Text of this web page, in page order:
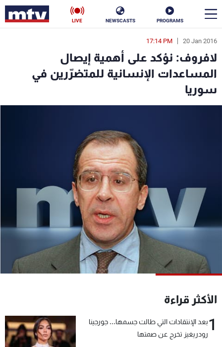
PROGRAMS
NEWSCASTS
LIVE
20 Jan 2016
17:14 PM
لافروف: نؤكد على أهمية إيصال
المساعدات الإنسانية للمتضرّرين في
سوريا
الأكثر قراءة
1بعد الإنتقادات التي طالت جسمها... جورجينا
رودريغيز تخرج عن صمتها
en
الأخبار
سياسة
رياضة
البرامج
جدول البرامج
شاهد البرامج
الترددات
لاعلاناتكم